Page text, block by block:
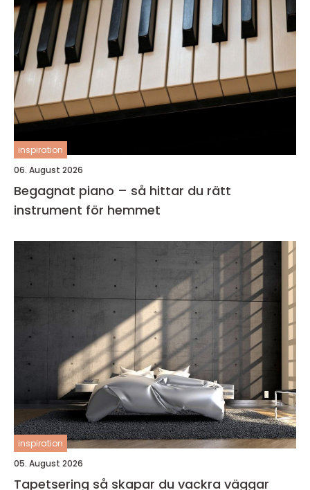
inspiration
06. August 2026
Begagnat piano – så hittar du rätt
instrument för hemmet
inspiration
05. August 2026
Tapetsering så skapar du vackra väggar